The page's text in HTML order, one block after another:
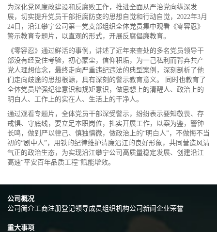
为深化党风廉政建设和反腐败工作，推进全面从严治党向纵深发
展，切实提升党员干部拒腐防变的思想自觉和行动自觉，2022年3月
24日，沿江攀宁公司第一党支部组织全体党员集中观看《零容忍》
警示教育专题片，以直观的形式，开展反腐倡廉教育。
《零容忍》通过鲜活的事例，讲述了近年来查处的多名党员领导干
部没有经受住考验，初心蒙尘，信仰积垢，为一己私利而背弃共产
党人理想信念，最终走向严重违纪违法的典型案例，深刻剖析了他
们走向歧途的思想根源，具有深刻的警示教育意义。 同时也教育了
全体党员增强纪律意识和规矩意识，做思想上的清醒人、政治上的
明白人、工作上的实在人、生活上的干净人。
通过观看专题片，全体党员干部深受警示，纷纷表示要知敬畏、存
戒惧、守底线，要立足本职岗位，扎实开展工作，以案为鉴，警钟
长鸣，做到严以律己、慎独慎微，做政治上的“明白人”，不做悔不当
初的“剧中人”，用铁的纪律维护清廉沿江的良好形象，共同营造风清
气正的政治生态，为实现沿江攀宁公司高质量稳定发展、创建沿江
高速“平安百年品质工程”赋能增效。
公司概况
公司简介工商注册登记领导成员组织机构公司新闻 企业荣誉
重大事项